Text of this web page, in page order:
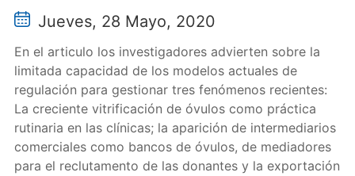
Jueves, 28 Mayo, 2020
En el articulo los investigadores advierten sobre la
limitada capacidad de los modelos actuales de
regulación para gestionar tres fenómenos recientes:
La creciente vitrificación de óvulos como práctica
rutinaria en las clínicas; la aparición de intermediarios
comerciales como bancos de óvulos, de mediadores
para el reclutamento de las donantes y la exportación